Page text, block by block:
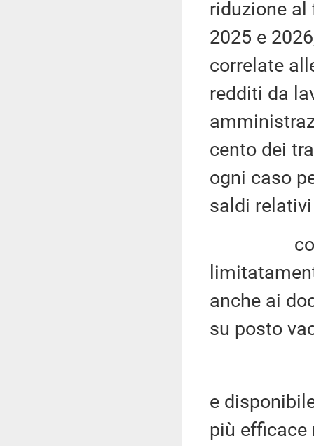
riduzione al
2025 e
correlate
redditi da
cento dei
ogni caso
saldi
con
anche ai
su posto
e
più efficace